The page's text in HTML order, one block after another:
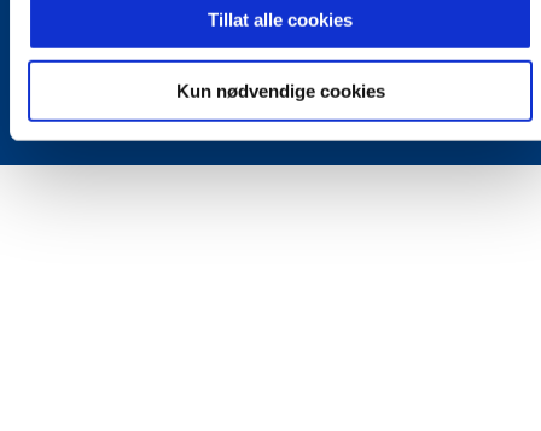
Tillat alle cookies
Kun nødvendige cookies
Vilkår og betingelser Personvern